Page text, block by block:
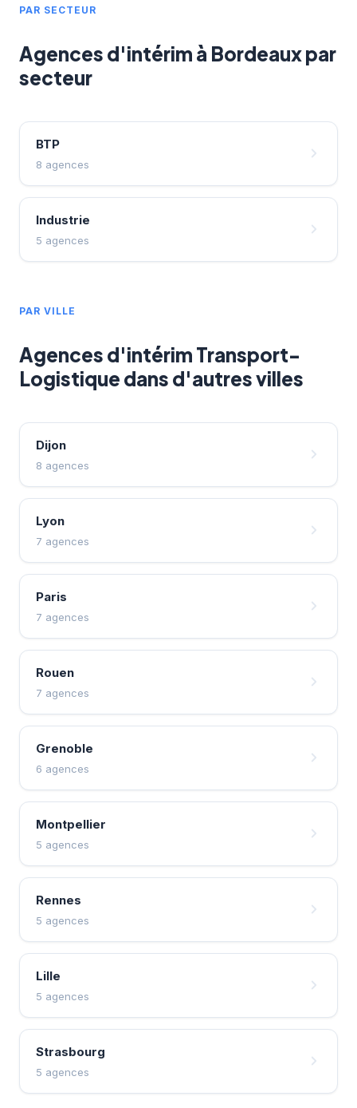
PAR SECTEUR
Agences d'intérim à Bordeaux par
secteur
BTP
8 agences
Industrie
5 agences
PAR VILLE
Agences d'intérim Transport-
Logistique dans d'autres villes
Dijon
8 agences
Lyon
7 agences
Paris
7 agences
Rouen
7 agences
Grenoble
6 agences
Montpellier
5 agences
Rennes
5 agences
Lille
5 agences
Strasbourg
5 agences